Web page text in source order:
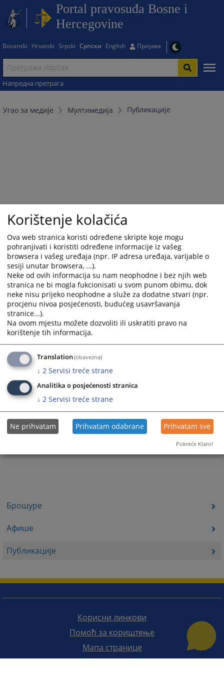
Portal pravosuđa Bosne i
Hercegovine
Bosanski Hrvatski Srpski Српски English Пријава
Напредна претрага
Угао за медије Мултимедија Публикације
Брошуре
Афише
Публикације
Trenutno nema vijesti
Корисни линкови
Помоћ за кориштење
Мапа странице
Korištenje kolačića
Ova web stranica koristi određene skripte koje mogu
pohranjivati i koristiti određene informacije iz vašeg
browsera i vašeg uređaja (npr. IP adresa uređaja, varijable o
sesiji unutar browsera, ...).
Neke od ovih informacija su nam neophodne i bez njih web
stranica ne bi mogla fukcionisati u svom punom obimu, dok
neke nisu prijeko neophodne a služe za dodatne stvari (npr.
procjenu nivoa posjećenosti, budućeg usavršavanja
stranice...).
Na ovom mjestu možete dozvoliti ili uskratiti pravo na
korištenje tih informacija.
Translation(obavezna)
↓ 2 Servisi treće strane
Analitika o posjećenosti stranica
↓ 2 Servisi treće strane
Ne prihvatam Prihvatam odabrane Prihvatam sve
Pokreće Klaro!